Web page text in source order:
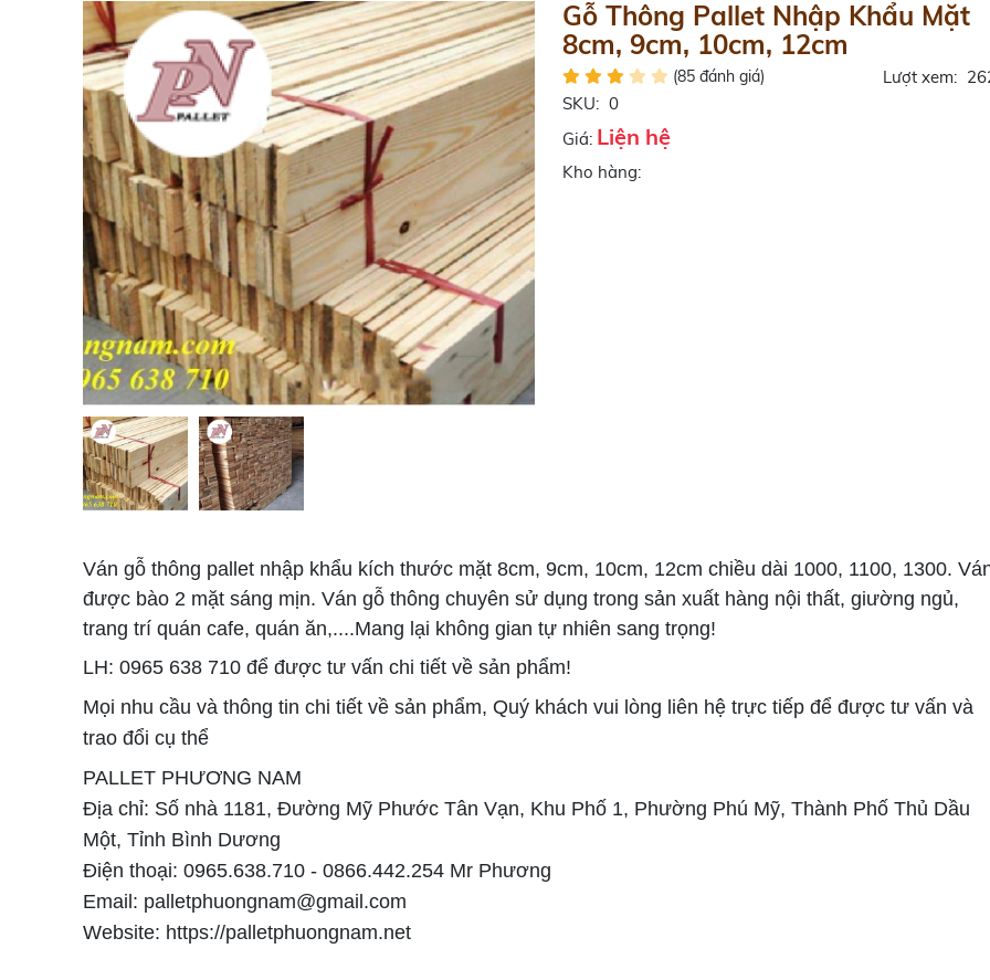
Gỗ Thông Pallet Nhập Khẩu Mặt
8cm, 9cm, 10cm, 12cm
(85 đánh giá) Lượt xem:
SKU: 0
Giá: Liện hệ
Kho hàng:
Ván gỗ thông pallet nhập khẩu kích thước mặt 8cm, 9cm, 10cm, 12cm chiều dài 1000, 1100, 1300.
được bào 2 mặt sáng mịn. Ván gỗ thông chuyên sử dụng trong sản xuất hàng nội thất, giường ngủ,
trang trí quán cafe, quán ăn,....Mang lại không gian tự nhiên sang trọng!
LH: 0965 638 710 để được tư vấn chi tiết về sản phẩm!
Mọi nhu cầu và thông tin chi tiết về sản phẩm, Quý khách vui lòng liên hệ trực tiếp để được tư vấn và
trao đổi cụ thể
PALLET PHƯƠNG NAM
Địa chỉ: Số nhà 1181, Đường Mỹ Phước Tân Vạn, Khu Phố 1, Phường Phú Mỹ, Thành Phố Thủ Dầu
Một, Tỉnh Bình Dương
Điện thoại: 0965.638.710 - 0866.442.254 Mr Phương
Email: palletphuongnam@gmail.com
Website: https://palletphuongnam.net